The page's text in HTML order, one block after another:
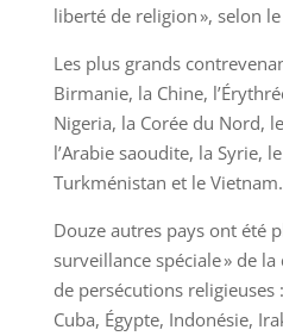
liberté de religion », selon
Les plus grands
Birmanie, la Chine,
Nigeria, la Corée du Nord,
l’Arabie saoudite, la Syrie,
Turkménistan et le Vietnam.
Douze autres pays ont été
surveillance spéciale » de
de persécutions religieuses
Cuba, Égypte, Indonésie,